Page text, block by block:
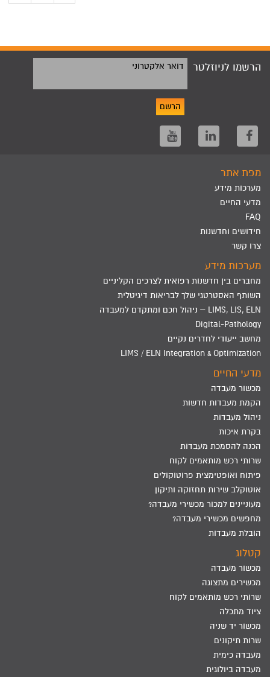
הרשמו לניוזלטר דואר אלקטרוני
הרשם
מפת אתר
מערכות מידע
מדעי החיים
FAQ
חידושים וחדשנות
צרו קשר
מערכות מידע
מחברים בין חדשנות רפואית לצרכים הקליניים
השותף האסטרטגי שלך לבריאות דיגיטלית
LIMS, LIS, ELN – ניהול חכם ומתקדם למעבדה
Digital-Pathology
מחשב ייעודי לחדרים נקיים
LIMS / ELN Integration & Optimization
מדעי החיים
מכשור מעבדה
הקמת מעבדות חדשות
ניהול מעבדות
בקרת איכות
הכנה להסמכת מעבדות
שרותי רכש מותאמים לקוח
פיתוח ואופטימצית פרוטוקולים
אוטוקלב שירות תחזוקה ותיקון
מעוניינים למכור מכשירי מעבדה?
מחפשים מכשירי מעבדה?
הובלת מעבדות
קטלוג
מכשור מעבדה
מכשירים מתצוגה
שרותי רכש מותאמים לקוח
ציוד מתכלה
מכשור יד שניה
שרות תיקונים
מעבדה כימית
מעבדה ביולוגית